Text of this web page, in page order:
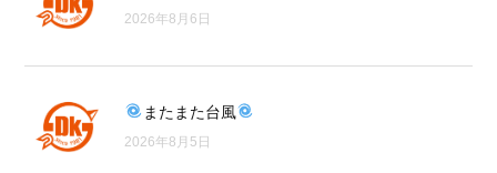
2026年8月6日
またまた台風
2026年8月5日